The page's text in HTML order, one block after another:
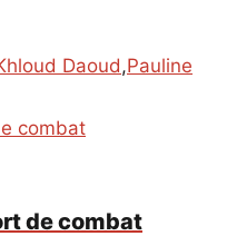
Daoud,Pauline
de combat